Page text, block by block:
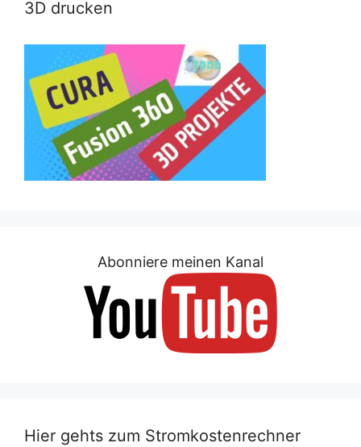
3D drucken
Abonniere meinen Kanal
Hier gehts zum Stromkostenrechner